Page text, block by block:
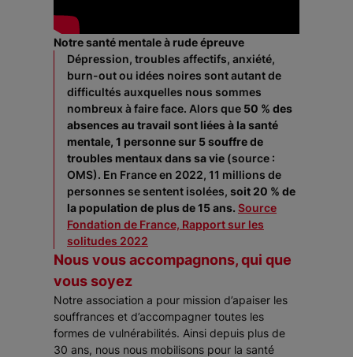
Notre santé mentale à rude épreuve
Dépression, troubles affectifs, anxiété,
burn-out ou idées noires sont autant de
difficultés auxquelles nous sommes
nombreux à faire face. Alors que 50 % des
absences au travail sont liées à la santé
mentale, 1 personne sur 5 souffre de
troubles mentaux dans sa vie (source :
OMS). En France en 2022, 11 millions de
personnes se sentent isolées, soit 20 % de
la population de plus de 15 ans. Source
Fondation de France, Rapport sur les
solitudes 2022
Nous vous accompagnons, qui que
vous soyez
Notre association a pour mission d’apaiser les
souffrances et d’accompagner toutes les
formes de vulnérabilités. Ainsi depuis plus de
30 ans, nous nous mobilisons pour la santé